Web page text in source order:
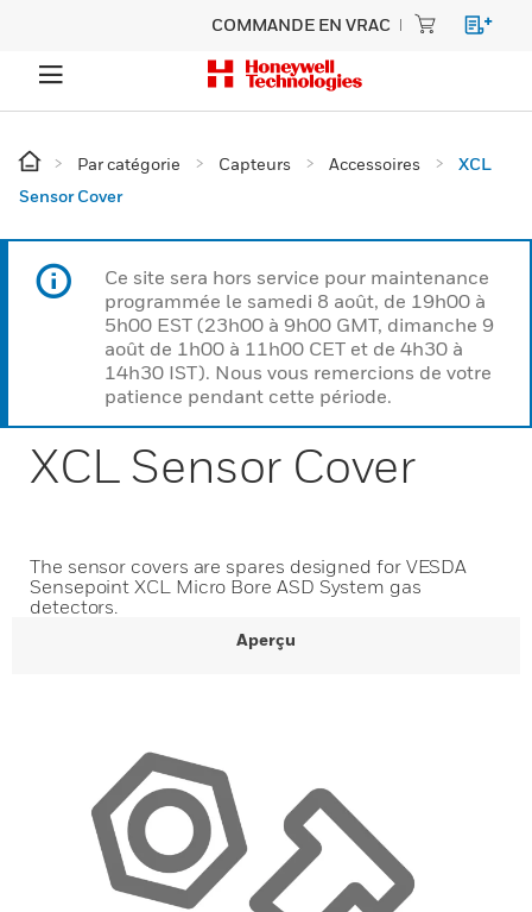
COMMANDE EN VRAC
Par catégorie Capteurs Accessoires
XCL
Sensor Cover
Ce site sera hors service pour maintenance
programmée le samedi 8 août, de 19h00 à
5h00 EST (23h00 à 9h00 GMT, dimanche 9
août de 1h00 à 11h00 CET et de 4h30 à
14h30 IST). Nous vous remercions de votre
patience pendant cette période.
XCL Sensor Cover
The sensor covers are spares designed for VESDA
Sensepoint XCL Micro Bore ASD System gas
detectors.
Aperçu